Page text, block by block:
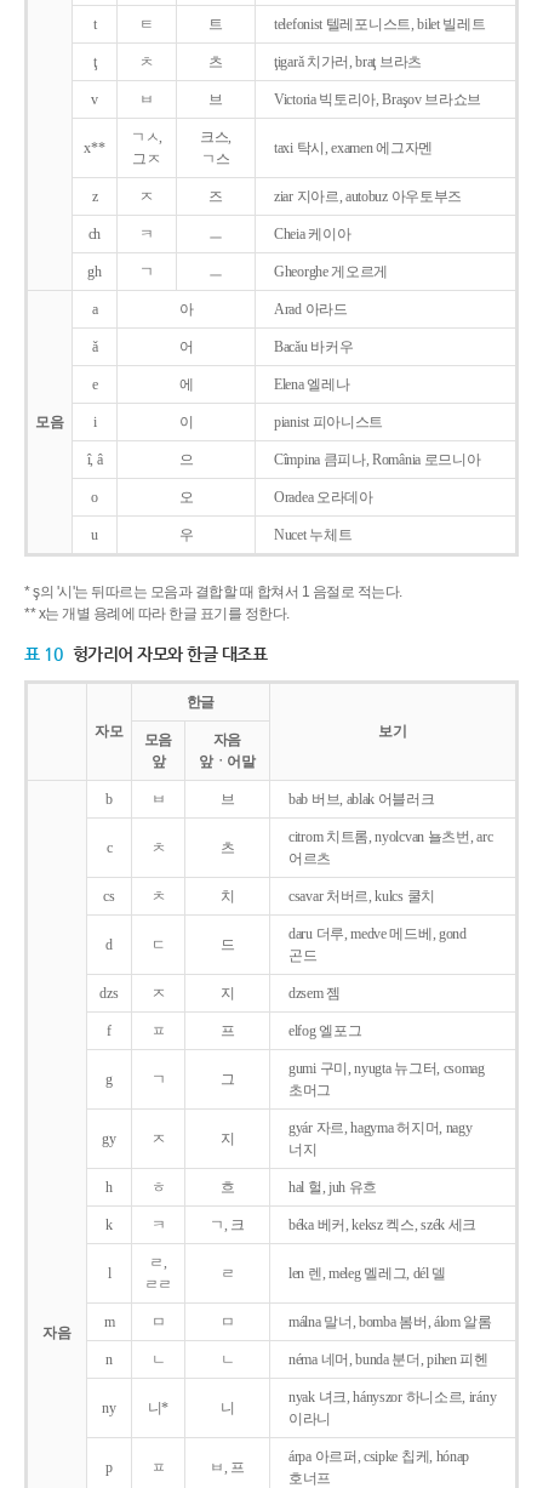
t ㅌ 트 telefonist 텔레포니스트, bilet 빌레트
ţ ㅊ 츠 ţigarǎ 치가러, braţ 브라츠
v ㅂ 브 Victoria 빅토리아, Braşov 브라쇼브
x**
ㄱㅅ,
그ㅈ
크스,
ㄱ스
taxi 탁시, examen 에그자멘
z ㅈ 즈 ziar 지아르, autobuz 아우토부즈
ch ㅋ ㅡ Cheia 케이아
gh ㄱ ㅡ Gheorghe 게오르게
모음
a 아 Arad 아라드
ǎ 어 Bacǎu 바커우
e 에 Elena 엘레나
i 이 pianist 피아니스트
î, â 으 Cîmpina 큼피나, România 로므니아
o 오 Oradea 오라데아
u 우 Nucet 누체트
* ş의 '시'는 뒤따르는 모음과 결합할 때 합쳐서 1 음절로 적는다.
** x는 개별 용례에 따라 한글 표기를 정한다.
표 10 헝가리어 자모와 한글 대조표
자모
한글
보기
모음
앞
자음
앞ㆍ어말
자음
b ㅂ 브 bab 버브, ablak 어블러크
c ㅊ 츠
citrom 치트롬, nyolcvan 뇰츠번, arc
어르츠
cs ㅊ 치 csavar 처버르, kulcs 쿨치
d ㄷ 드
daru 더루, medve 메드베, gond
곤드
dzs ㅈ 지 dzsem 젬
f ㅍ 프 elfog 엘포그
g ㄱ 그
gumi 구미, nyugta 뉴그터, csomag
초머그
gy ㅈ 지
gyár 자르, hagyma 허지머, nagy
너지
h ㅎ 흐 hal 헐, juh 유흐
k ㅋ ㄱ, 크 béka 베커, keksz 켁스, szék 세크
l
ㄹ,
ㄹㄹ
ㄹ len 렌, meleg 멜레그, dél 델
m ㅁ ㅁ málna 말너, bomba 봄버, álom 알롬
n ㄴ ㄴ néma 네머, bunda 분더, pihen 피헨
ny 니* 니
nyak 녀크, hányszor 하니소르, irány
이라니
p ㅍ ㅂ, 프
árpa 아르퍼, csipke 칩케, hónap
호너프